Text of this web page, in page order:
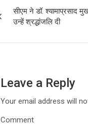
सीएम ने डॉ. श्यामाप्रसाद
उन्हें श्रद्धांजलि दी
Leave a Reply
Your email address will
Comment